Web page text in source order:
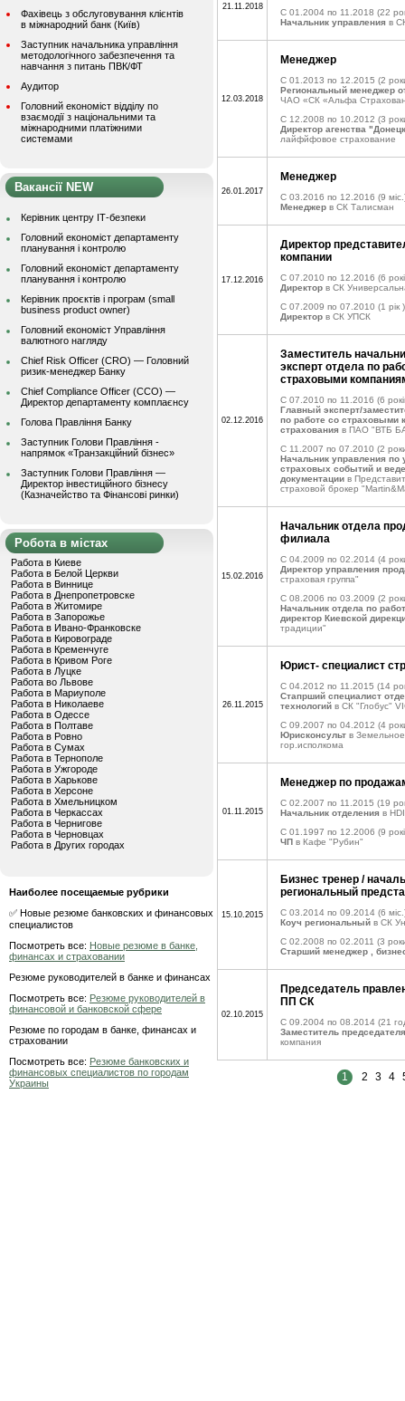
Фахівець з обслуговування клієнтів
в міжнародний банк (Київ)
Заступник начальника управління
методологічного забезпечення та
навчання з питань ПВК/ФТ
Аудитор
Головний економіст відділу по
взаємодії з національними та
міжнародними платіжними
системами
Вакансії NEW
Керівник центру ІТ-безпеки
Головний економіст департаменту
планування і контролю
Головний економіст департаменту
планування і контролю
Керівник проєктів і програм (small
business product owner)
Головний економіст Управління
валютного нагляду
Chief Risk Officer (CRO) — Головний
ризик-менеджер Банку
Chief Compliance Officer (CCO) —
Директор департаменту комплаєнсу
Голова Правління Банку
Заступник Голови Правління -
напрямок «Транзакційний бізнес»
Заступник Голови Правління —
Директор інвестиційного бізнесу
(Казначейство та Фінансові ринки)
Робота в містах
Работа в Киеве
Работа в Белой Церкви
Работа в Виннице
Работа в Днепропетровске
Работа в Житомире
Работа в Запорожье
Работа в Ивано-Франковске
Работа в Кировограде
Работа в Кременчуге
Работа в Кривом Роге
Работа в Луцке
Работа во Львове
Работа в Мариуполе
Работа в Николаеве
Работа в Одессе
Работа в Полтаве
Работа в Ровно
Работа в Сумах
Работа в Тернополе
Работа в Ужгороде
Работа в Харькове
Работа в Херсоне
Работа в Хмельницком
Работа в Черкассах
Работа в Чернигове
Работа в Черновцах
Работа в Других городах
Наиболее посещаемые рубрики
✅ Новые резюме банковских и финансовых
специалистов
Посмотреть все: Новые резюме в банке,
финансах и страховании
Резюме руководителей в банке и финансах
Посмотреть все: Резюме руководителей в
финансовой и банковской сфере
Резюме по городам в банке, финансах и
страховании
Посмотреть все: Резюме банковских и
финансовых специалистов по городам
Украины
21.11.2018
C 01.2004 по 11.2018 (22
Начальник управления в
12.03.2018
Менеджер
C 01.2013 по 12.2015 (2
Региональный менеджер
ЧАО «СК «Альфа
C 12.2008 по 10.2012 (3
Директор агенства
лайфйфовое страхование
26.01.2017
Менеджер
C 03.2016 по 12.2016 (9
Менеджер в СК Талисман
17.12.2016
Директор
компании
C 07.2010 по 12.2016 (6
Директор в СК
C 07.2009 по 07.2010 (1 рік )
Директор в СК УПСК
02.12.2016
Заместитель
эксперт отдела по
страховыми
C 07.2010 по 11.2016 (6
Главный эксперт/
по работе со страховыми
страхования в ПАО "ВТБ
C 11.2007 по 07.2010 (2
Начальник управления по
страховых событий и
документации в
страховой брокер
15.02.2016
Начальник отдела
филиала
C 04.2009 по 02.2014 (4
Директор управления
страховая группа"
C 08.2006 по 03.2009 (2
Начальник отдела по
директор Киевской
традиции"
26.11.2015
Юрист- специалист
C 04.2012 по 11.2015 (14
Стапрший специалист
технологий в СК "Глобус"
C 09.2007 по 04.2012 (4
Юрисконсульт в
гор.исполкома
01.11.2015
Менеджер по
C 02.2007 по 11.2015 (19
Начальник отделения в HDI
C 01.1997 по 12.2006 (9
ЧП в Кафе "Рубин"
15.10.2015
Бизнес тренер /
региональный
C 03.2014 по 09.2014 (6
Коуч региональный в СК
C 02.2008 по 02.2011 (3
Старший менеджер ,
02.10.2015
Председатель
ПП СК
C 09.2004 по 08.2014 (21
Заместитель
компания
1 2 3 4